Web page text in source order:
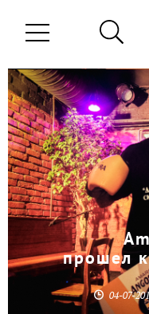
прошел
04-07-